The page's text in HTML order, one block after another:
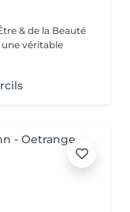
& de la Beauté
véritable